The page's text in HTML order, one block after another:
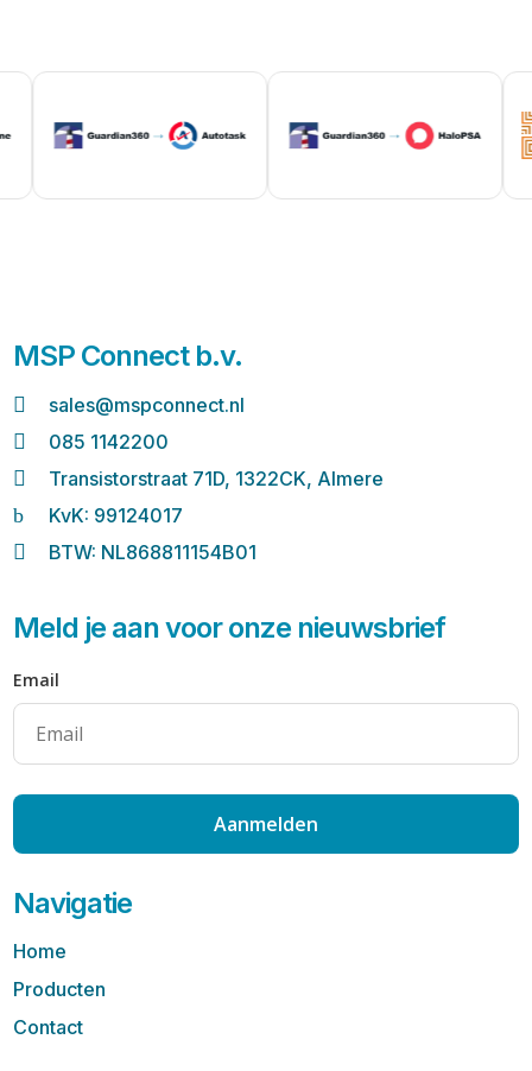
MSP Connect b.v.

sales@mspconnect.nl

085 1142200

Transistorstraat 71D, 1322CK, Almere
b
KvK: 99124017

BTW: NL868811154B01
Meld je aan voor onze nieuwsbrief
Email
Aanmelden
Navigatie
Home
Producten
Contact